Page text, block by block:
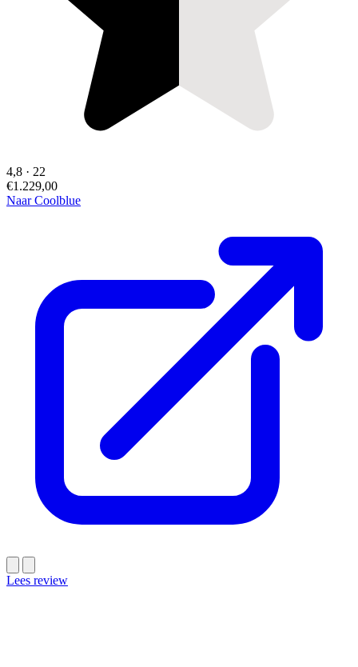
4,8 · 22
€1.229,00
Naar Coolblue
Lees review